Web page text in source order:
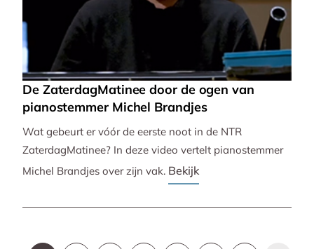
De ZaterdagMatinee door de ogen van
pianostemmer Michel Brandjes
Wat gebeurt er vóór de eerste noot in de NTR
ZaterdagMatinee? In deze video vertelt pianostemmer
Michel Brandjes over zijn vak. Bekijk